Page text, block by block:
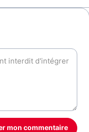
mon commentaire